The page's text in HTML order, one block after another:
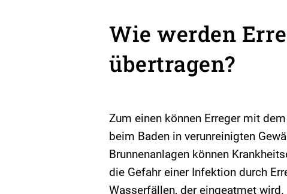
Wie werden
übertragen?
Zum einen können Erreger mit
beim Baden in verunreinigten
Brunnenanlagen können
die Gefahr einer Infektion durch
Wasserfällen, der eingeatmet